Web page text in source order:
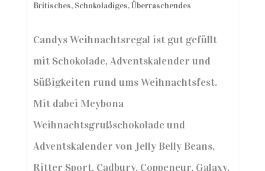
Britisches, Schokoladiges,Überraschendes
Candys Weihnachtsregal ist gut gefüllt
mit Schokolade, Adventskalender und
Süßigkeiten rund ums Weihnachtsfest.
Mit dabei Meybona
Weihnachtsgrußschokolade und
Adventskalender von Jelly Belly Beans,
Ritter Sport, Cadbury, Coppeneur, Galaxy,